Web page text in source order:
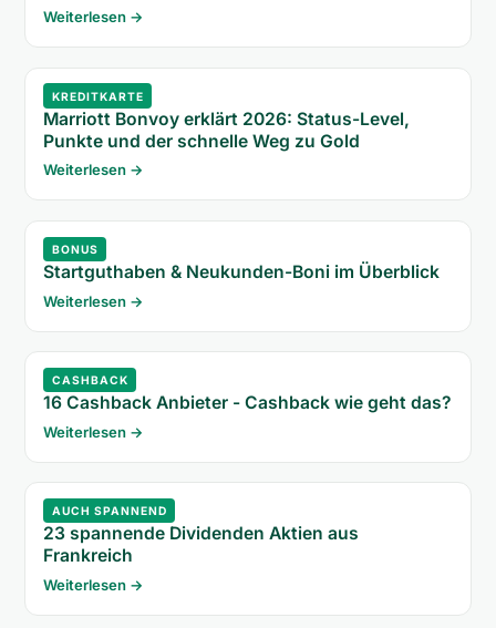
Weiterlesen →
KREDITKARTE
Marriott Bonvoy erklärt 2026: Status-Level,
Punkte und der schnelle Weg zu Gold
Weiterlesen →
BONUS
Startguthaben & Neukunden-Boni im Überblick
Weiterlesen →
CASHBACK
16 Cashback Anbieter - Cashback wie geht das?
Weiterlesen →
AUCH SPANNEND
23 spannende Dividenden Aktien aus
Frankreich
Weiterlesen →